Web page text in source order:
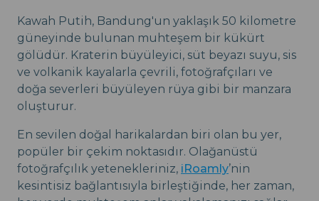
Kawah Putih, Bandung'un yaklaşık 50 kilometre
güneyinde bulunan muhteşem bir kükürt
gölüdür. Kraterin büyüleyici, süt beyazı suyu, sis
ve volkanik kayalarla çevrili, fotoğrafçıları ve
doğa severleri büyüleyen rüya gibi bir manzara
oluşturur.
En sevilen doğal harikalardan biri olan bu yer,
popüler bir çekim noktasıdır. Olağanüstü
fotoğrafçılık yetenekleriniz, iRoamly’nin
kesintisiz bağlantısıyla birleştiğinde, her zaman,